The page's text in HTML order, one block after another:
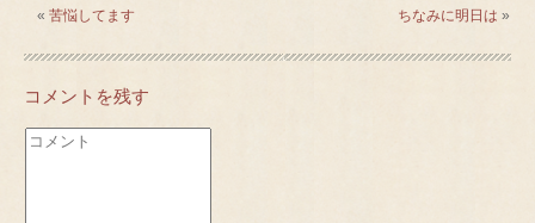
«苦悩してます ちなみに明日は »
コメントを残す